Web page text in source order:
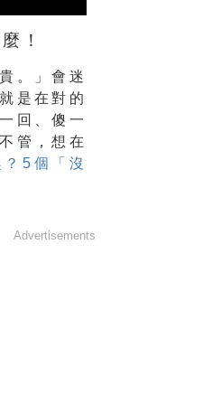
！
。」會迷
是在對的
回、傻一
管，想在
5個「沒
Advertisements